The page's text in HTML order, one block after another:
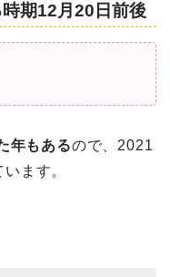
時期12月20日前後
年もあるので、2021
ます。